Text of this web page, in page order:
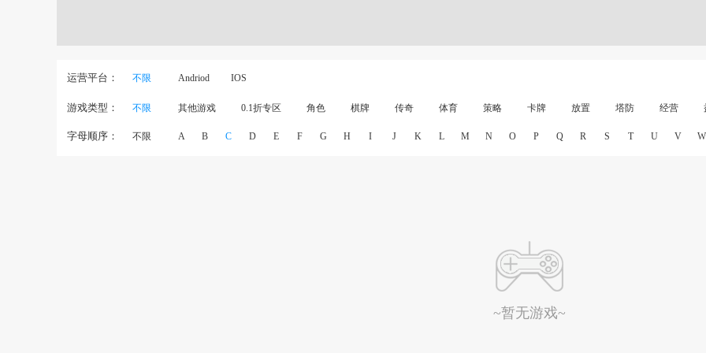
运营平台： 不限 Andriod IOS
游戏类型： 不限 其他游戏 0.1折专区 角色 棋牌 传奇 体育 策略 卡牌 放置 塔防 经营
字母顺序： 不限 A B C D E F G H I J K L M N O P Q R S T U V W
~暂无游戏~